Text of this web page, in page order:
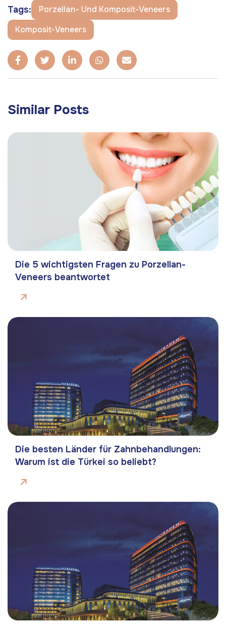
Tags:
Porzellan- Und Komposit-Veneers
Komposit-Veneers
Similar Posts
Die 5 wichtigsten Fragen zu Porzellan-
Veneers beantwortet
Die besten Länder für Zahnbehandlungen:
Warum ist die Türkei so beliebt?